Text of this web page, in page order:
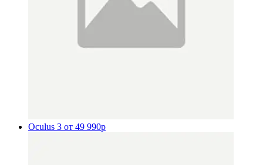
Oculus 3 от 49 990р